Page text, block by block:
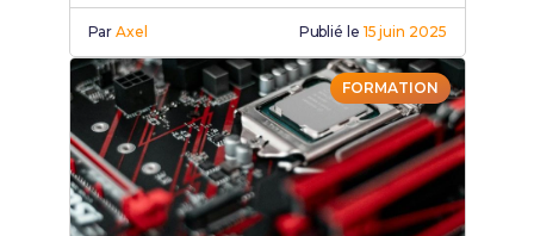
bachelor, et choix de carrière procédés.
ParAxel Publié le 15 juin 2025
FORMATION